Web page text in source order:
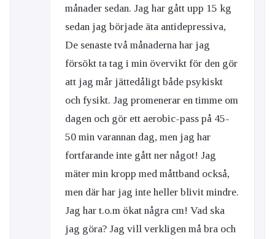
månader sedan. Jag har gått upp 15 kg
sedan jag började äta antidepressiva,
De senaste två månaderna har jag
försökt ta tag i min övervikt för den gör
att jag mår jättedåligt både psykiskt
och fysikt. Jag promenerar en timme om
dagen och gör ett aerobic-pass på 45-
50 min varannan dag, men jag har
fortfarande inte gått ner något! Jag
mäter min kropp med måttband också,
men där har jag inte heller blivit mindre.
Jag har t.o.m ökat några cm! Vad ska
jag göra? Jag vill verkligen må bra och